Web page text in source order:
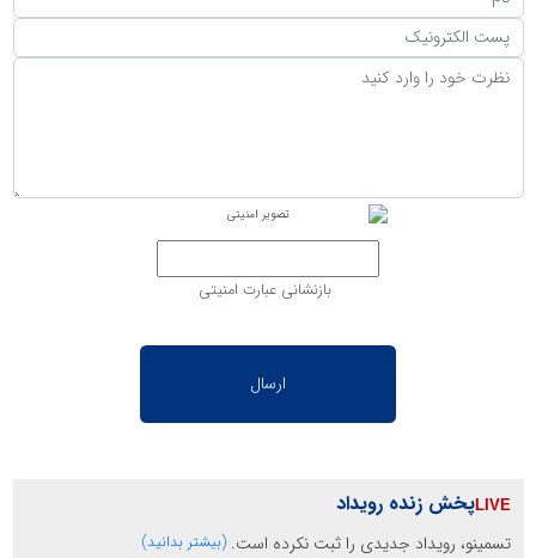
بازنشانی عبارت امنیتی
پخش زنده رویداد
تسمینو، رویداد جدیدی را ثبت نکرده است. (بیشتر بدانید)